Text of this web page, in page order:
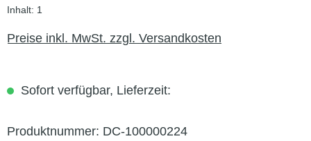
Inhalt: 1
Preise inkl. MwSt. zzgl. Versandkosten
Sofort verfügbar, Lieferzeit:
Produktnummer: DC-100000224